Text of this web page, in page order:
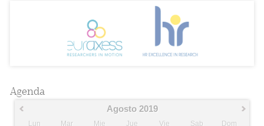
Agenda
Agosto 2019
Lun Mar Mie Jue Vie Sab
Dom